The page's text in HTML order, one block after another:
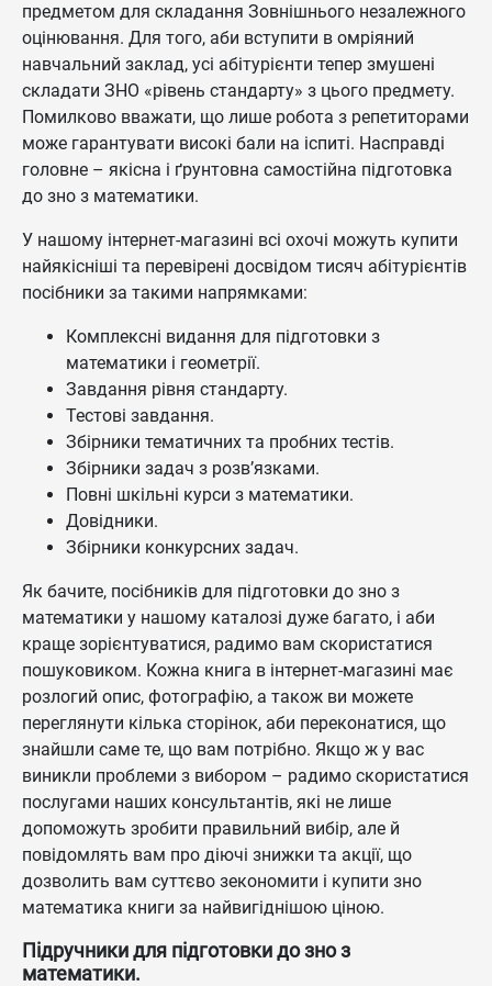
предметом для складання Зовнішнього незалежного
оцінювання. Для того, аби вступити в омріяний
навчальний заклад, усі абітурієнти тепер змушені
складати ЗНО «рівень стандарту» з цього предмету.
Помилково вважати, що лише робота з репетиторами
може гарантувати високі бали на іспиті. Насправді
головне – якісна і ґрунтовна самостійна підготовка
до зно з математики.
У нашому інтернет-магазині всі охочі можуть купити
найякісніші та перевірені досвідом тисяч абітурієнтів
посібники за такими напрямками:
Комплексні видання для підготовки з
математики і геометрії.
Завдання рівня стандарту.
Тестові завдання.
Збірники тематичних та пробних тестів.
Збірники задач з розв’язками.
Повні шкільні курси з математики.
Довідники.
Збірники конкурсних задач.
Як бачите, посібників для підготовки до зно з
математики у нашому каталозі дуже багато, і аби
краще зорієнтуватися, радимо вам скористатися
пошуковиком. Кожна книга в інтернет-магазині має
розлогий опис, фотографію, а також ви можете
переглянути кілька сторінок, аби переконатися, що
знайшли саме те, що вам потрібно. Якщо ж у вас
виникли проблеми з вибором – радимо скористатися
послугами наших консультантів, які не лише
допоможуть зробити правильний вибір, але й
повідомлять вам про діючі знижки та акції, що
дозволить вам суттєво зекономити і купити зно
математика книги за найвигіднішою ціною.
Підручники для підготовки до зно з
математики.